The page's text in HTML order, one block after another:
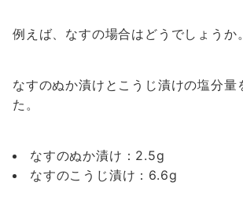
例えば、なすの場合はどうでしょうか。
なすのぬか漬けとこうじ漬けの塩分量
た。
なすのぬか漬け：2.5g
なすのこうじ漬け：6.6g